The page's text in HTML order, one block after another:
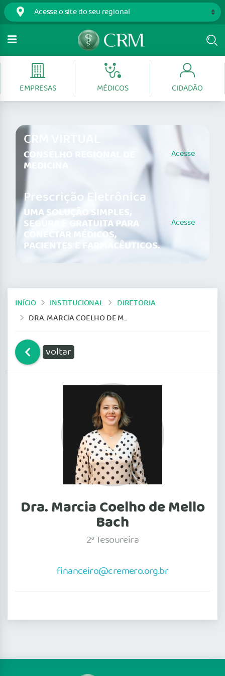
EMPRESAS MÉDICOS CIDADÃO
CRM VIRTUAL
CONSELHO REGIONAL DE
MEDICINA
Acesse
Prescrição Eletrônica
UMA SOLUÇÃO SIMPLES,
SEGURA E GRATUITA PARA
CONECTAR MÉDICOS,
PACIENTES E FARMACÊUTICOS.
Acesse
INÍCIO INSTITUCIONAL
DIRETORIA
DRA. MARCIA COELHO DE MELLO BACH
voltar
Dra. Marcia Coelho de Mello
Bach
2ª Tesoureira
financeiro@cremero.org.br